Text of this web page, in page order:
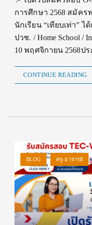
การศึกษา 2568 สมัคร
นักเรียน “เทียบเท่า”
ปวช. / Home School /
10 พฤศจิกายน 2568
CONTINUE READING
BLOG ครู-อาจารย์